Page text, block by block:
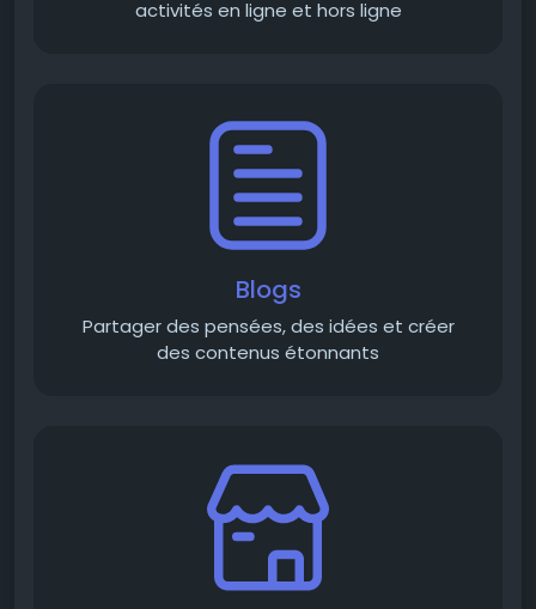
activités en ligne et hors ligne
Blogs
Partager des pensées, des idées et créer
des contenus étonnants